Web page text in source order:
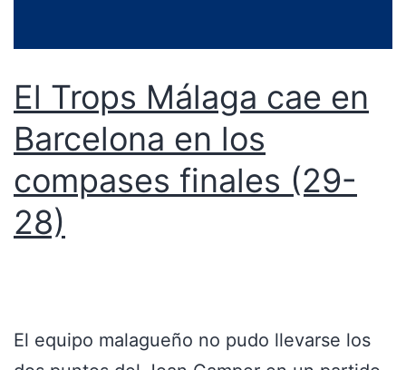
El Trops Málaga cae en
Barcelona en los
compases finales (29-
28)
El equipo malagueño no pudo llevarse los